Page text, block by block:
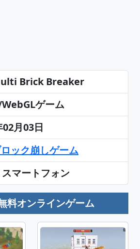
Brick Breaker
ゲーム
月03日
ック崩しゲーム
マートフォン
オンラインゲーム